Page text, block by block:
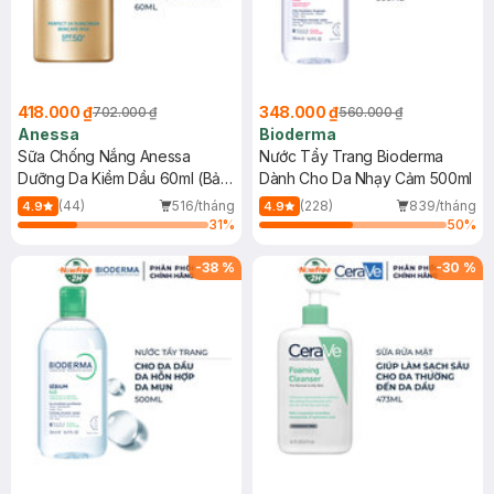
418.000 ₫702.000 ₫
Anessa
Sữa Chống Nắng Anessa
Dưỡng Da Kiềm Dầu 60ml (Bản
Mới)
4.9 (44)
516/tháng
31%
348.000 ₫560.000 ₫
Bioderma
Nước Tẩy Trang Bioderma
Dành Cho Da Nhạy Cảm 500ml
4.9 (228)
839/tháng
50%
-38 % -30 %